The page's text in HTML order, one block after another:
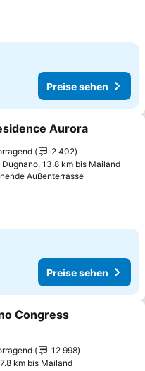
Preise sehen
hinzufügen
Aurora
2 402
Dugnano, 13.8 km bis Mailand
AußenterrassePreise
Preise sehen
hinzufügen
Congress
12 998
km bis Mailand